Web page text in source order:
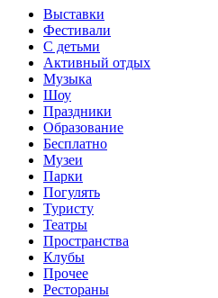
Выставки
Фестивали
С детьми
Активный отдых
Музыка
Шоу
Праздники
Образование
Бесплатно
Музеи
Парки
Погулять
Туристу
Театры
Пространства
Клубы
Прочее
Рестораны